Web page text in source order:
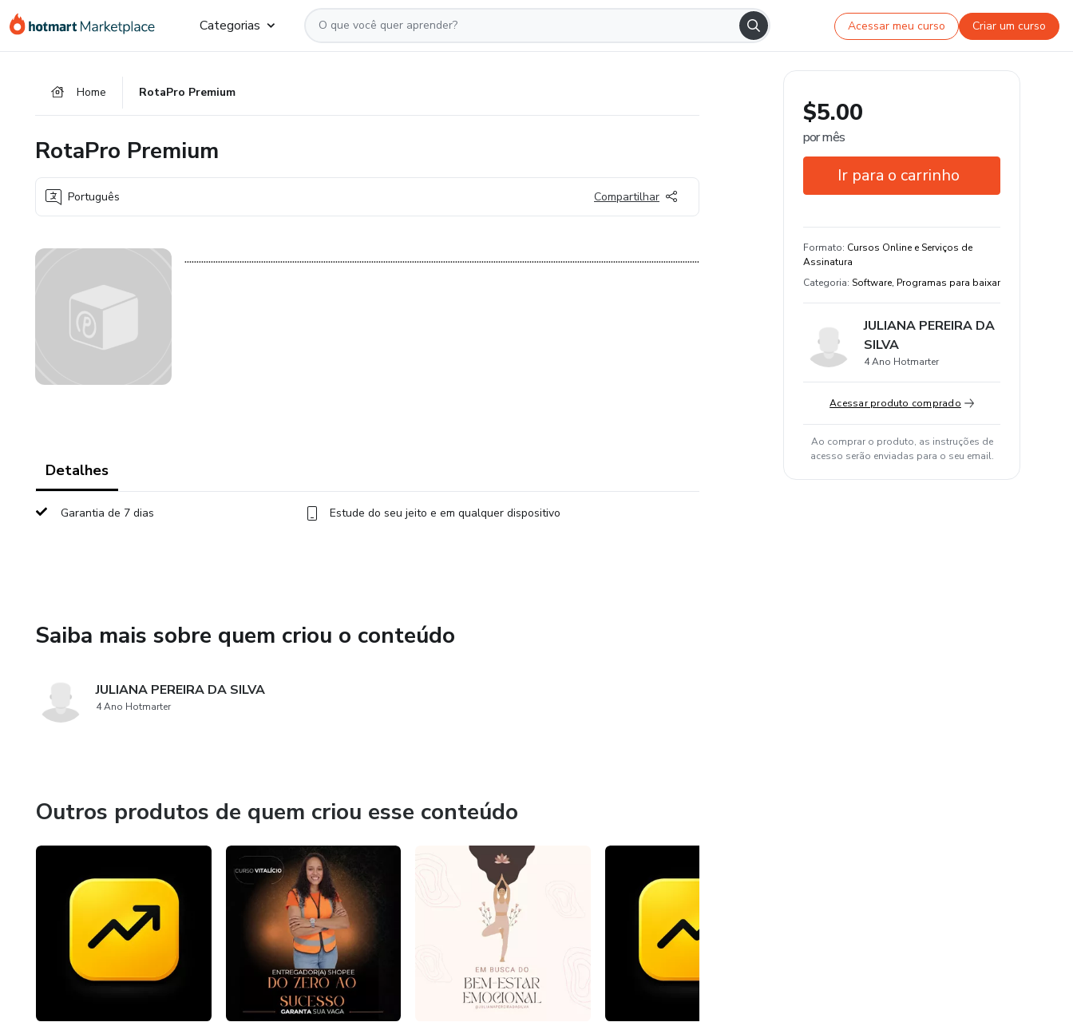
para
para
para
Categorias Acessar meu curso Criar um curso
Home RotaPro Premium
RotaPro Premium
Português Compartilhar
.......................................................................................................................................................................................................................
Detalhes
Garantia de 7 dias Estude do seu jeito e em qualquer dispositivo
Saiba mais sobre quem criou o conteúdo
JULIANA PEREIRA DA SILVA
4 Ano Hotmarter
Outros produtos de quem criou esse conteúdo
$5.00
por mês
Ir para o carrinho
Estude do seu jeito e em qualquer
dispositivo
Formato: Cursos Online e Serviços de
Assinatura
Categoria: Software, Programas para baixar
JULIANA PEREIRA DA
SILVA
4 Ano Hotmarter
Acessar produto comprado
Ao comprar o produto, as instruções de
acesso serão enviadas para o seu email.